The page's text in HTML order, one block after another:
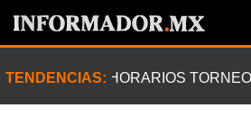
TENDENCIAS: HORARIOS